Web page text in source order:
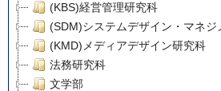
(KBS)経営管理研究科
(SDM)システムデザイン・マネジ
(KMD)メディアデザイン研究科
法務研究科
文学部